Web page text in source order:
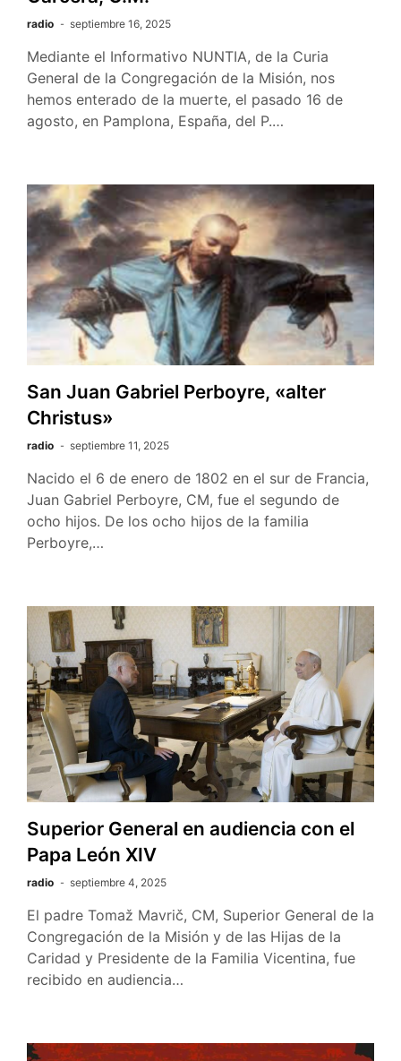
radio septiembre 16, 2025
Mediante el Informativo NUNTIA, de la Curia
General de la Congregación de la Misión, nos
hemos enterado de la muerte, el pasado 16 de
agosto, en Pamplona, España, del P.…
San Juan Gabriel Perboyre, «alter
Christus»
radio septiembre 11, 2025
Nacido el 6 de enero de 1802 en el sur de Francia,
Juan Gabriel Perboyre, CM, fue el segundo de
ocho hijos. De los ocho hijos de la familia
Perboyre,…
Superior General en audiencia con el
Papa León XIV
radio septiembre 4, 2025
El padre Tomaž Mavrič, CM, Superior General de la
Congregación de la Misión y de las Hijas de la
Caridad y Presidente de la Familia Vicentina, fue
recibido en audiencia…